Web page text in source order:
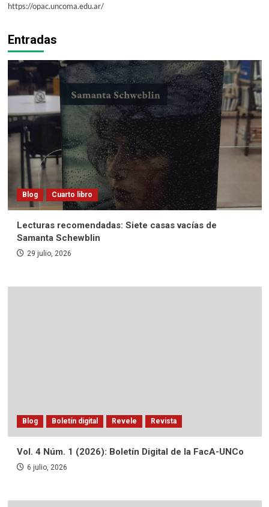
https://opac.uncoma.edu.ar/
Entradas
Blog Cuarto libro
Lecturas recomendadas: Siete casas vacías de
Samanta Schewblin
29 julio, 2026
Blog Boletín digital Revele Revista
Vol. 4 Núm. 1 (2026): Boletín Digital de la FacA-UNCo
6 julio, 2026